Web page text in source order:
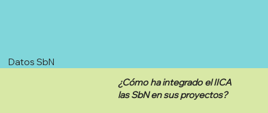
Datos SbN
¿Cómo ha integrado el IICA
las SbN en sus proyectos?